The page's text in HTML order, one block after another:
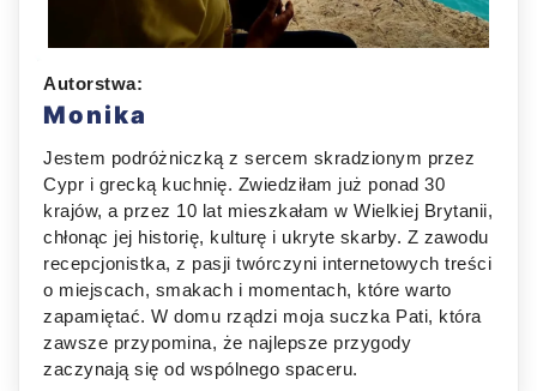
Autorstwa:
Monika
Jestem podróżniczką z sercem skradzionym przez
Cypr i grecką kuchnię. Zwiedziłam już ponad 30
krajów, a przez 10 lat mieszkałam w Wielkiej Brytanii,
chłonąc jej historię, kulturę i ukryte skarby. Z zawodu
recepcjonistka, z pasji twórczyni internetowych treści
o miejscach, smakach i momentach, które warto
zapamiętać. W domu rządzi moja suczka Pati, która
zawsze przypomina, że najlepsze przygody
zaczynają się od wspólnego spaceru.